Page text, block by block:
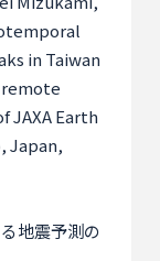
in Taiwan
JAXA Earth
Japan,
地震予測の